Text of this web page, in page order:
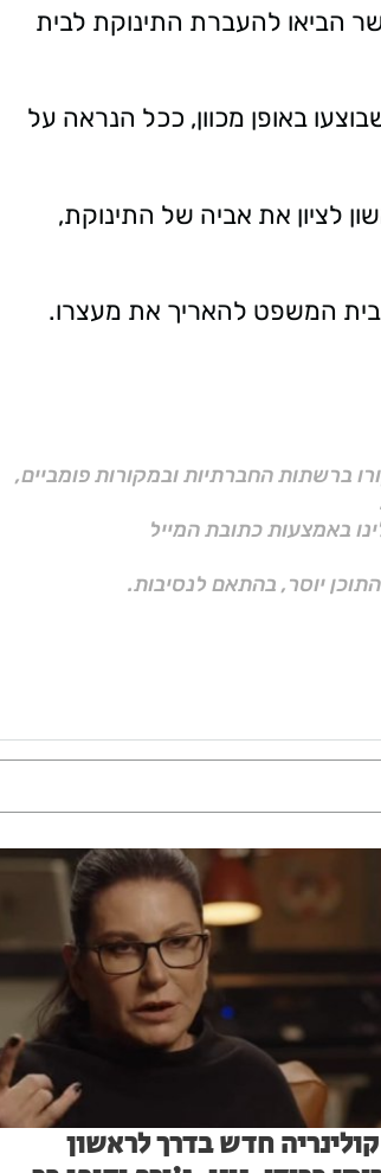
הביאו להעברת התינוקת לבית
באופן מכוון, ככל הנראה על
לציון את אביה של התינוקת,
המשפט להאריך את מעצרו.
ברשתות החברתיות ובמקורות פומביים,
באמצעות כתובת המייל
יוסר, בהתאם לנסיבות.
חדש בדרך לראשון